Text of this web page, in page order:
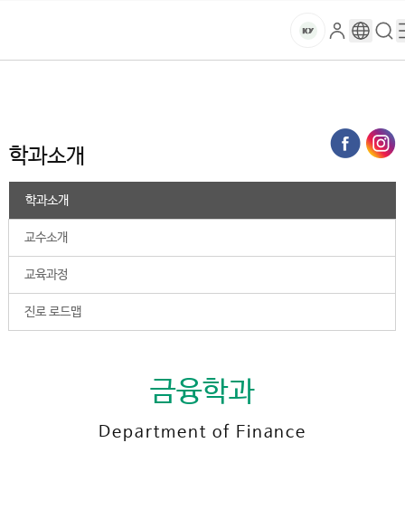
건
대
학
교
마
로
그
구
글
검
색
메
뉴
로
학과소개
학과소개
교수소개
교육과정
진로 로드맵
금융학과
Department of Finance